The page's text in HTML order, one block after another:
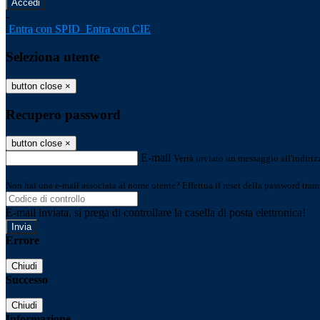
-
Entra con SPID Entra con CIE
Seleziona utente
button close ×
Recupero password
button close ×
E-mail Verrà inviato un messaggio
Non hai una e-mail associata al nome utente? Effettua il reset della password
E-mail inviata, si prega di controllare la casella di posta elettronica!
Errore
Chiudi
Successo
Chiudi